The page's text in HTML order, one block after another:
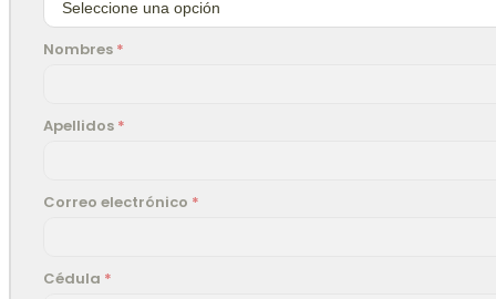
Nombres *
Apellidos *
Correo electrónico *
Cédula *